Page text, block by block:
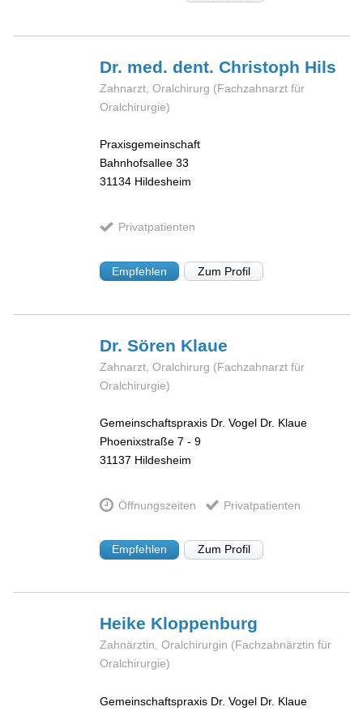
Dr. med. dent. Christoph Hils
Zahnarzt, Oralchirurg (Fachzahnarzt für
Oralchirurgie)
Praxisgemeinschaft
Bahnhofsallee 33
31134 Hildesheim
Privatpatienten
Empfehlen Zum Profil
Dr. Sören Klaue
Zahnarzt, Oralchirurg (Fachzahnarzt für
Oralchirurgie)
Gemeinschaftspraxis Dr. Vogel Dr. Klaue
Phoenixstraße 7 - 9
31137 Hildesheim
Öffnungszeiten Privatpatienten
Empfehlen Zum Profil
Heike Kloppenburg
Zahnärztin, Oralchirurgin (Fachzahnärztin für
Oralchirurgie)
Gemeinschaftspraxis Dr. Vogel Dr. Klaue